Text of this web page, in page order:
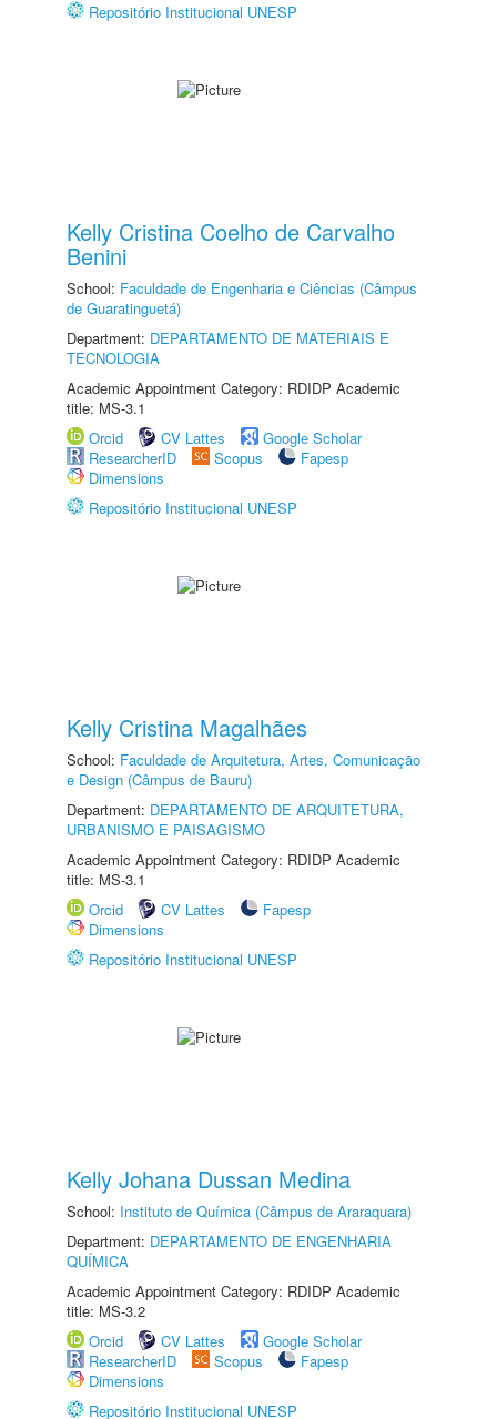
Repositório Institucional UNESP
Kelly Cristina Coelho de Carvalho
Benini
School: Faculdade de Engenharia e Ciências (Câmpus
de Guaratinguetá)
Department: DEPARTAMENTO DE MATERIAIS E
TECNOLOGIA
Academic Appointment Category: RDIDP Academic
title: MS-3.1
Orcid
CV Lattes
Google Scholar
ResearcherID
Scopus
Fapesp
Dimensions
Repositório Institucional UNESP
Kelly Cristina Magalhães
School: Faculdade de Arquitetura, Artes, Comunicação
e Design (Câmpus de Bauru)
Department: DEPARTAMENTO DE ARQUITETURA,
URBANISMO E PAISAGISMO
Academic Appointment Category: RDIDP Academic
title: MS-3.1
Orcid
CV Lattes
Fapesp
Dimensions
Repositório Institucional UNESP
Kelly Johana Dussan Medina
School: Instituto de Química (Câmpus de Araraquara)
Department: DEPARTAMENTO DE ENGENHARIA
QUÍMICA
Academic Appointment Category: RDIDP Academic
title: MS-3.2
Orcid
CV Lattes
Google Scholar
ResearcherID
Scopus
Fapesp
Dimensions
Repositório Institucional UNESP